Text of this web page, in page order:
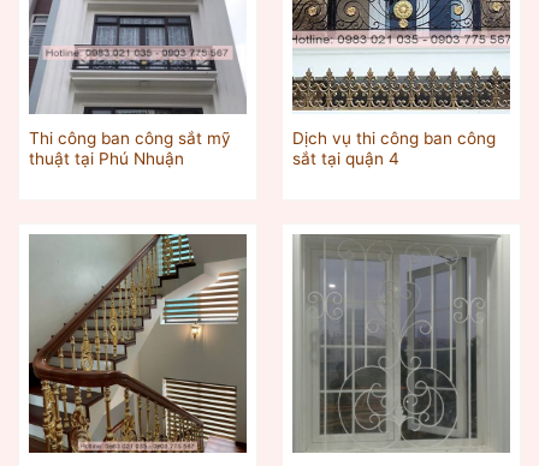
Thi công ban công sắt mỹ
thuật tại Phú Nhuận
Dịch vụ thi công ban công
sắt tại quận 4